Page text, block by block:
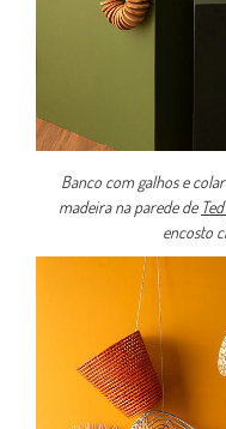
Banco com galhos e
madeira na parede de
encosto